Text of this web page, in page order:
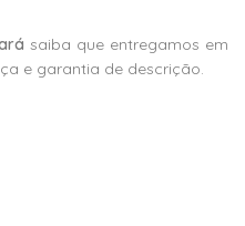
saiba que entregamos em
e garantia de descrição.